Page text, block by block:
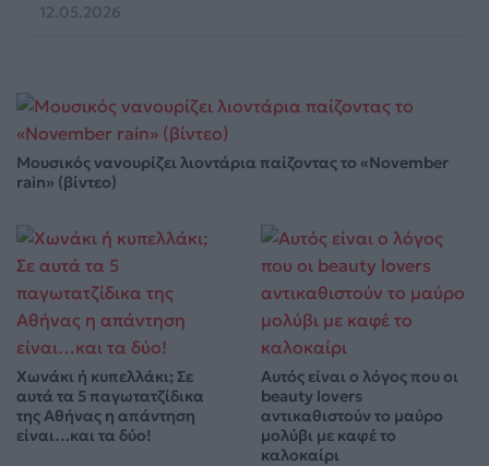
12.05.2026
Μουσικός νανουρίζει λιοντάρια παίζοντας το «November
rain» (βίντεο)
Χωνάκι ή κυπελλάκι; Σε
αυτά τα 5 παγωτατζίδικα
της Αθήνας η απάντηση
είναι…και τα δύο!
Αυτός είναι ο λόγος που οι
beauty lovers
αντικαθιστούν το μαύρο
μολύβι με καφέ το
καλοκαίρι